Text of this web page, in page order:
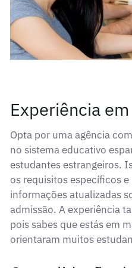
Experiência
Opta por uma agência
no sistema educativo
estudantes estrangeiros.
os requisitos específicos
informações atualizadas
admissão. A experiência
pois sabes que estás em
orientaram muitos